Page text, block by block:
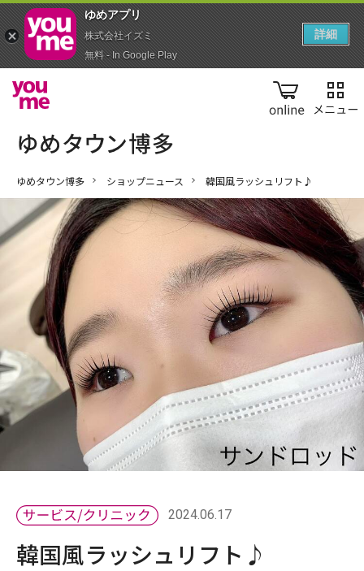
online
ゆめタウン博多 ショップニュース 韓国風ラッシュリフト♪
2024.06.17
韓国風ラッシュリフト♪
ゆめアプ‪リ‬
株式会社イズミ
無料 - In Google Play
詳細